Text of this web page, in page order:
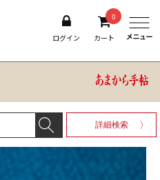
ログイン
0
カート
詳細検索